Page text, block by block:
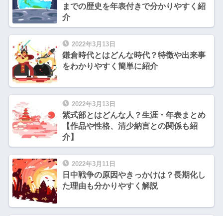
までの歴史を年表付きで分かりやすく紹
介
2022年3月13日
鎌倉時代とはどんな時代？特徴や出来事
をわかりやすく簡単に紹介
2022年3月13日
紫式部とはどんな人？生涯・年表まとめ
【作品や性格、清少納言との関係も紹
介】
2022年3月11日
日中戦争の原因やきっかけは？長期化し
た理由も分かりやすく解説